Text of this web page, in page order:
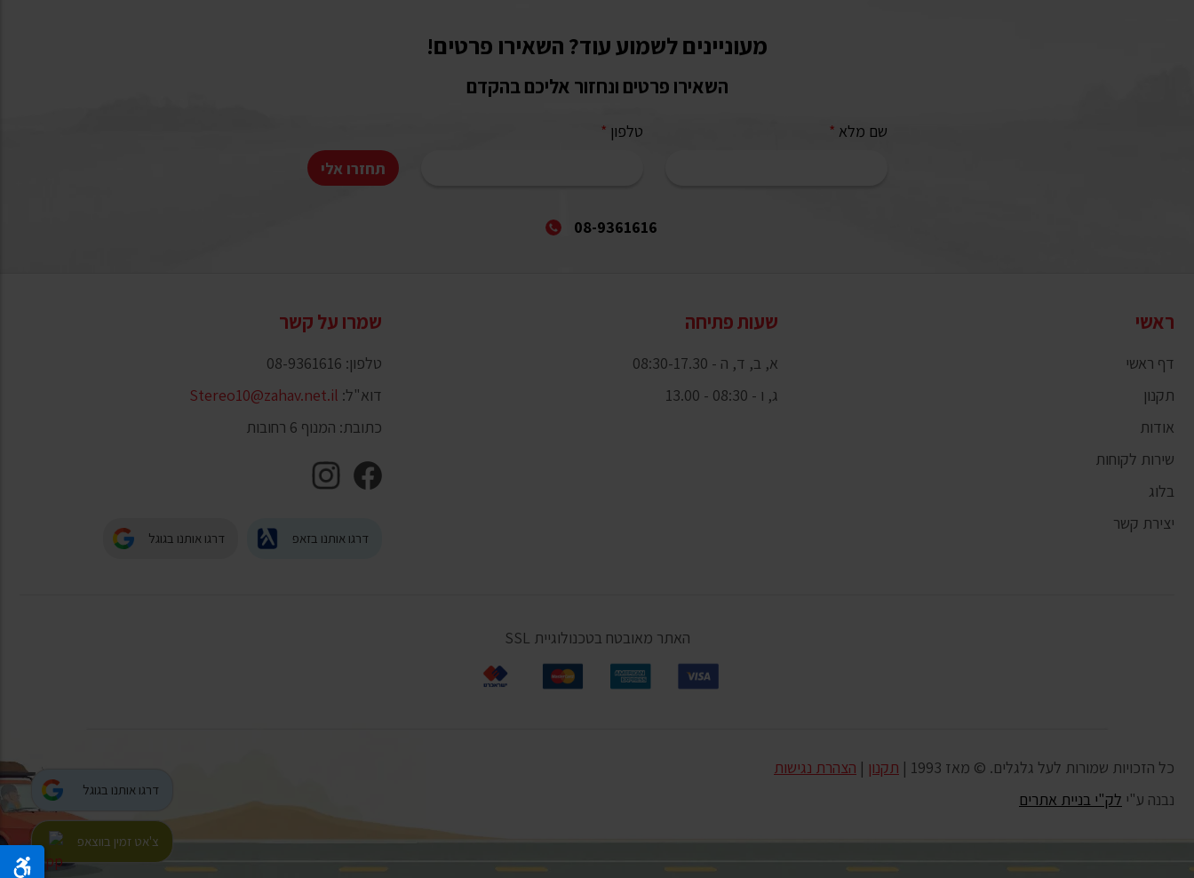
מעוניינים לשמוע עוד? השאירו פרטים!
השאירו פרטים ונחזור אליכם בהקדם
שם מלא * טלפון *
תחזרו אלי
08-9361616
ראשי
דף ראשי
תקנון
אודות
שירות לקוחות
בלוג
יצירת קשר
שעות פתיחה
א, ב, ד, ה - 08:30-17.30
ג, ו - 08:30 - 13.00
שמרו על קשר
טלפון: 08-9361616
דוא"ל: Stereo10@zahav.net.il
כתובת: המנוף 6 רחובות
דרגו אותנו בזאפ דרגו אותנו בגוגל
דרגו אותנו בגוגל
צ'אט זמין בווצאפ
האתר מאובטח בטכנולוגיית SSL
כל הזכויות שמורות לעל גלגלים. © מאז 1993 | תקנון | הצהרת נגישות
נבנה ע"י לק"י בניית אתרים